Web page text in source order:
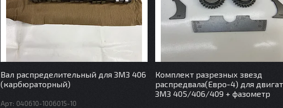
Вал распределительный для ЗМЗ 406
(карбюраторный)
040610-1006015-10
Комплект разрезных звезд
распредвала(Евро-4) для
ЗМЗ 405/406/409 + фазометр